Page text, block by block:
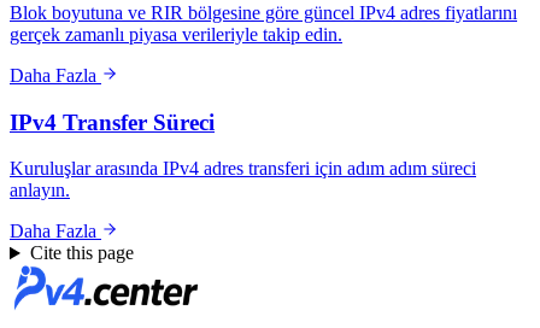
Blok boyutuna ve RIR bölgesine göre güncel IPv4 adres fiyatlarını
gerçek zamanlı piyasa verileriyle takip edin.
Daha Fazla
IPv4 Transfer Süreci
Kuruluşlar arasında IPv4 adres transferi için adım adım süreci
anlayın.
Daha Fazla
Cite this page